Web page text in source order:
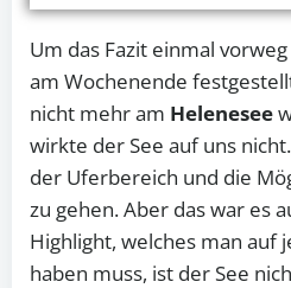
Um das Fazit einmal
am Wochenende
nicht mehr am Helenesee
wirkte der See auf uns
der Uferbereich und die
zu gehen. Aber das war es
Highlight, welches man auf
haben muss, ist der See